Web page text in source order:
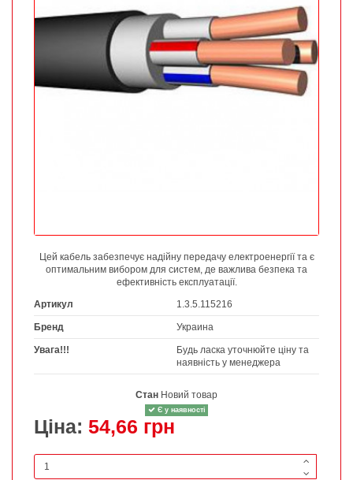
Цей кабель забезпечує надійну передачу електроенергії та є
оптимальним вибором для систем, де важлива безпека та
ефективність експлуатації.
Артикул
1.3.5.115216
Бренд Украина
Увага!!!
Будь ласка уточнюйте ціну та
наявність у менеджера
Стан Новий товар
Є у наявності
Ціна: 54,66 грн